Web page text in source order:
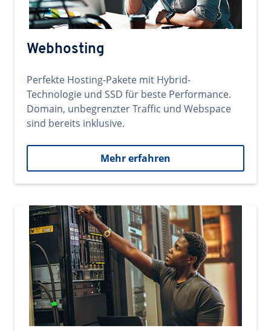
Webhosting
Perfekte Hosting-Pakete mit Hybrid-
Technologie und SSD für beste Performance.
Domain, unbegrenzter Traffic und Webspace
sind bereits inklusive.
Mehr erfahren